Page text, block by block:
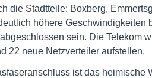
die Stadtteile: Boxberg,
höhere Geschwindigkeiten
sein. Die Telekom
22 neue Netzverteiler aufstellen.
ist das